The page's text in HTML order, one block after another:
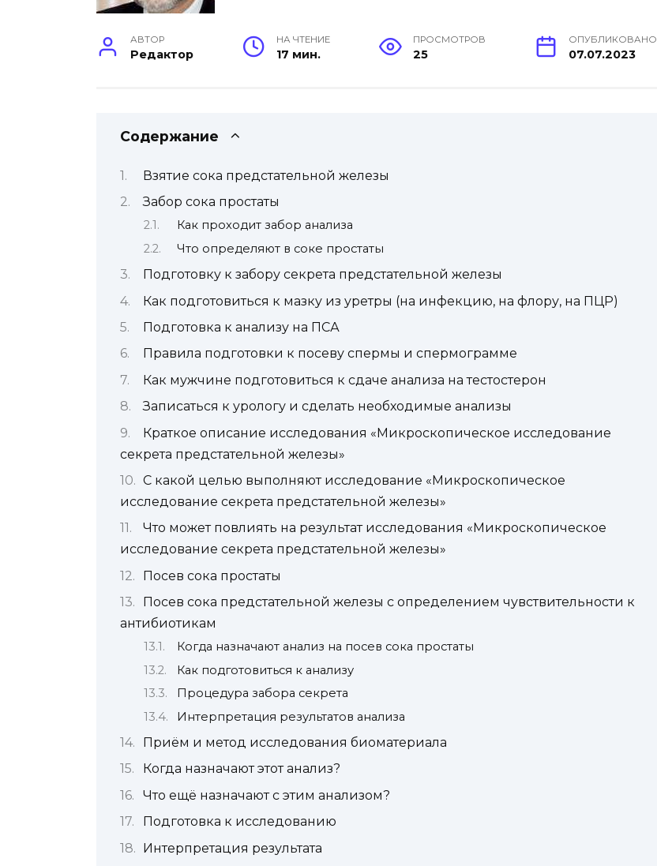
АВТОР
Редактор
НА ЧТЕНИЕ
17 мин.
ПРОСМОТРОВ
25
ОПУБЛИКОВАНО
07.07.2023
Содержание
Взятие сока предстательной железы
Забор сока простаты
Как проходит забор анализа
Что определяют в соке простаты
Подготовку к забору секрета предстательной железы
Как подготовиться к мазку из уретры (на инфекцию, на флору, на ПЦР)
Подготовка к анализу на ПСА
Правила подготовки к посеву спермы и спермограмме
Как мужчине подготовиться к сдаче анализа на тестостерон
Записаться к урологу и сделать необходимые анализы
Краткое описание исследования «Микроскопическое исследование
секрета предстательной железы»
С какой целью выполняют исследование «Микроскопическое
исследование секрета предстательной железы»
Что может повлиять на результат исследования «Микроскопическое
исследование секрета предстательной железы»
Посев сока простаты
Посев сока предстательной железы с определением чувствительности к
антибиотикам
Когда назначают анализ на посев сока простаты
Как подготовиться к анализу
Процедура забора секрета
Интерпретация результатов анализа
Приём и метод исследования биоматериала
Когда назначают этот анализ?
Что ещё назначают с этим анализом?
Подготовка к исследованию
Интерпретация результата